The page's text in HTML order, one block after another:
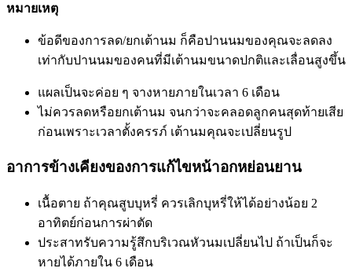
หมายเหตุ
ข้อดีของการลด/ยกเต้านม ก็คือปานนมของคุณจะลดลง
เท่ากับปานนมของคนที่มีเต้านมขนาดปกติและเลื่อนสูงขึ้น
แผลเป็นจะค่อย ๆ จางหายภายในเวลา 6 เดือน
ไม่ควรลดหรือยกเต้านม จนกว่าจะคลอดลูกคนสุดท้ายเสีย
ก่อนเพราะเวลาตั้งครรภ์ เต้านมคุณจะเปลี่ยนรูป
อาการข้างเคียงของการแก้ไขหน้าอกหย่อนยาน
เนื้อตาย ถ้าคุณสูบบุหรี่ ควรเลิกบุหรี่ให้ได้อย่างน้อย 2
อาทิตย์ก่อนการผ่าตัด
ประสาทรับความรู้สึกบริเวณหัวนมเปลี่ยนไป ถ้าเป็นก็จะ
หายได้ภายใน 6 เดือน